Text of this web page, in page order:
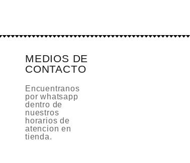
MEDIOS DE
CONTACTO
Encuentranos
por whatsapp
dentro de
nuestros
horarios de
atencion en
tienda.